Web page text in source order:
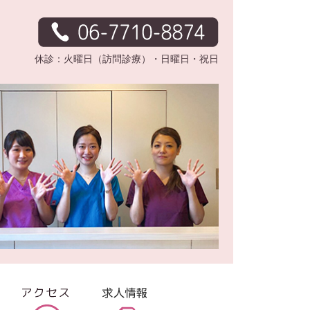
休診：火曜日（訪問診療）・日曜日・祝日